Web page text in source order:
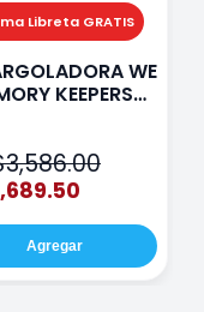
Libreta GRATIS
WE
KEEPERS
Agregar